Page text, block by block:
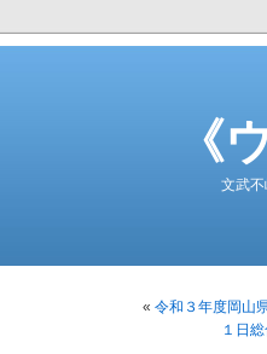
《
文武
« 令和３年度岡山
１日